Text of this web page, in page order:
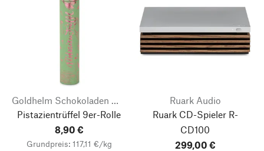
Goldhelm Schokoladen Manufaktur
Pistazientrüffel 9er-Rolle
8,90 €
Grundpreis: 117,11 €/kg
Ruark Audio
Ruark CD-Spieler R-
CD100
299,00 €